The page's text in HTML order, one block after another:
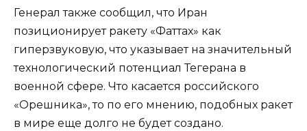
Генерал также сообщил, что Иран
позиционирует ракету «Фаттах» как
гиперзвуковую, что указывает на значительный
технологический потенциал Тегерана в
военной сфере. Что касается российского
«Орешника», то по его мнению, подобных ракет
в мире еще долго не будет создано.